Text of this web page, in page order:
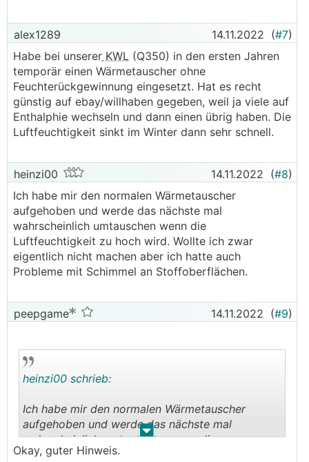
alex1289 14.11.2022 (#7)
Habe bei unserer KWL (Q350) in den ersten Jahren
temporär einen Wärmetauscher ohne
Feuchterückgewinnung eingesetzt. Hat es recht
günstig auf ebay/willhaben gegeben, weil ja viele auf
Enthalphie wechseln und dann einen übrig haben. Die
Luftfeuchtigkeit sinkt im Winter dann sehr schnell.
heinzi00 14.11.2022 (#8)
Ich habe mir den normalen Wärmetauscher
aufgehoben und werde das nächste mal
wahrscheinlich umtauschen wenn die
Luftfeuchtigkeit zu hoch wird. Wollte ich zwar
eigentlich nicht machen aber ich hatte auch
Probleme mit Schimmel an Stoffoberflächen.
peepgame 14.11.2022 (#9)
. .
heinzi00 schrieb:
Ich habe mir den normalen Wärmetauscher
aufgehoben und werde das nächste mal
wahrscheinlich umtauschen wenn die
Luftfeuchtigkeit zu hoch wird. Wollte ich zwar
Okay, guter Hinweis.